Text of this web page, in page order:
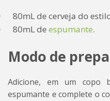
80mL de cerveja do
80mL de espumante.
Modo de
Adicione, em um copo
espumante e complete o